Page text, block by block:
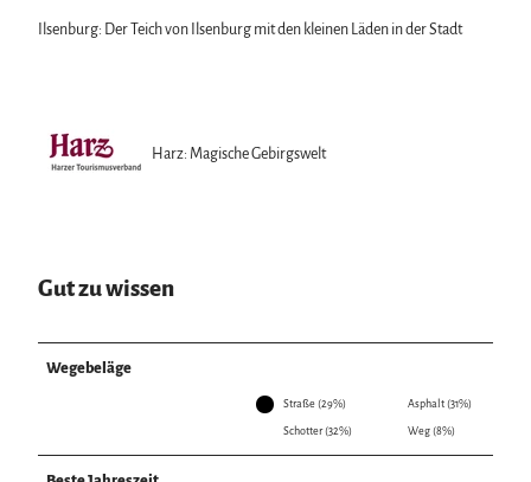
Ilsenburg: Der Teich von Ilsenburg mit den kleinen Läden in der Stadt
Harz: Magische Gebirgswelt
Gut zu wissen
Wegebeläge
Straße (29%) Asphalt (31%)
Schotter (32%) Weg (8%)